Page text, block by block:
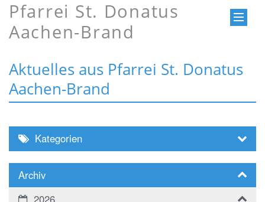
Pfarrei St. Donatus
Aachen-Brand
Aktuelles aus Pfarrei St. Donatus
Aachen-Brand
Kategorien
Archiv
2026